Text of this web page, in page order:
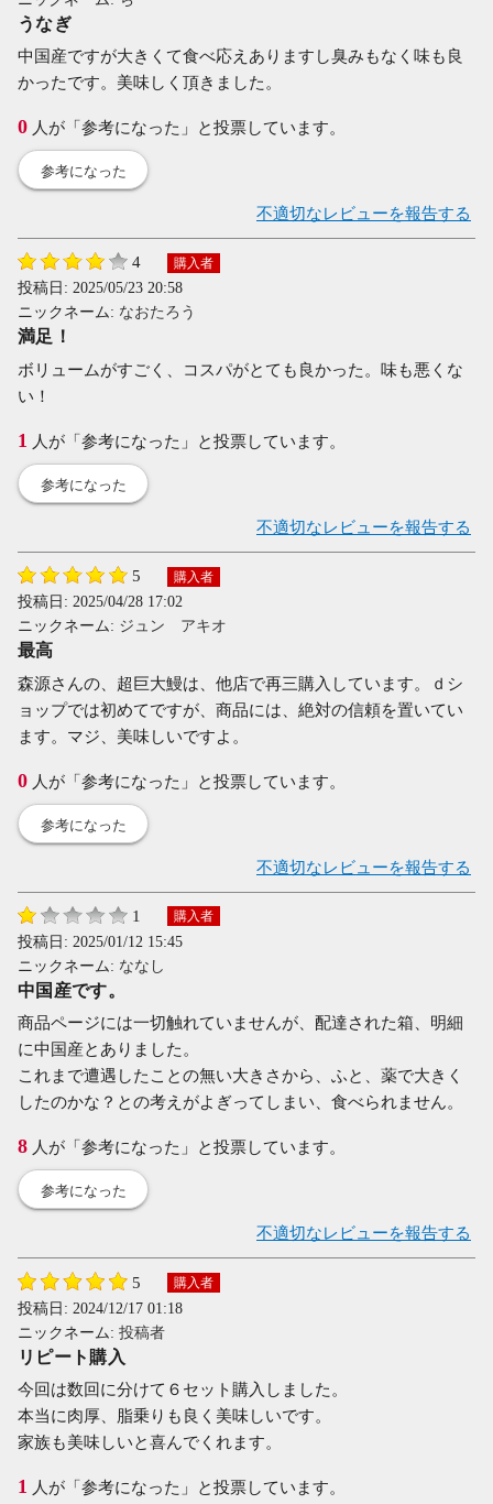
うなぎ
中国産ですが大きくて食べ応えありますし臭みもなく味も良
かったです。美味しく頂きました。
0 人が「参考になった」と投票しています。
参考になった
不適切なレビューを報告する
4 購入者
投稿日: 2025/05/23 20:58
ニックネーム: なおたろう
満足！
ボリュームがすごく、コスパがとても良かった。味も悪くな
い！
1 人が「参考になった」と投票しています。
参考になった
不適切なレビューを報告する
5 購入者
投稿日: 2025/04/28 17:02
ニックネーム: ジュン アキオ
最高
森源さんの、超巨大鰻は、他店で再三購入しています。ｄシ
ョップでは初めてですが、商品には、絶対の信頼を置いてい
ます。マジ、美味しいですよ。
0 人が「参考になった」と投票しています。
参考になった
不適切なレビューを報告する
1 購入者
投稿日: 2025/01/12 15:45
ニックネーム: ななし
中国産です。
商品ページには一切触れていませんが、配達された箱、明細
に中国産とありました。
これまで遭遇したことの無い大きさから、ふと、薬で大きく
したのかな？との考えがよぎってしまい、食べられません。
8 人が「参考になった」と投票しています。
参考になった
不適切なレビューを報告する
5 購入者
投稿日: 2024/12/17 01:18
ニックネーム: 投稿者
リピート購入
今回は数回に分けて６セット購入しました。
本当に肉厚、脂乗りも良く美味しいです。
家族も美味しいと喜んでくれます。
1 人が「参考になった」と投票しています。